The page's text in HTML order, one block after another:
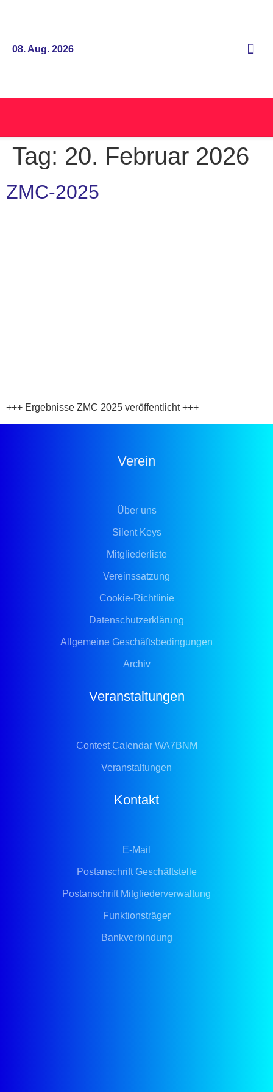
08. Aug. 2026
Tag: 20. Februar 2026
ZMC-2025
+++ Ergebnisse ZMC 2025 veröffentlicht +++
Verein
Über uns
Silent Keys
Mitgliederliste
Vereinssatzung
Cookie-Richtlinie
Datenschutzerklärung
Allgemeine Geschäftsbedingungen
Archiv
Veranstaltungen
Contest Calendar WA7BNM
Veranstaltungen
Kontakt
E-Mail
Postanschrift Geschäftstelle
Postanschrift Mitgliederverwaltung
Funktionsträger
Bankverbindung